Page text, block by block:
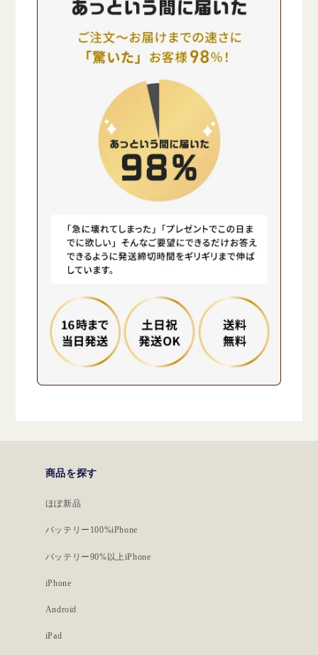
商品を探す
ほぼ新品
バッテリー100%iPhone
バッテリー90%以上iPhone
iPhone
Android
iPad